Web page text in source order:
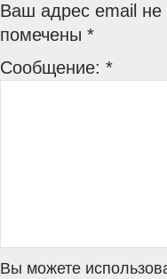
Ваш адрес email не
помечены *
Сообщение: *
Вы можете